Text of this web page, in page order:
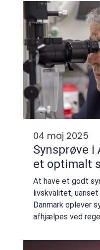
04 maj 2025
Synsprøve i
et optimalt
At have et godt
livskvalitet, uanset
Danmark oplever
afhjælpes ved
syns...